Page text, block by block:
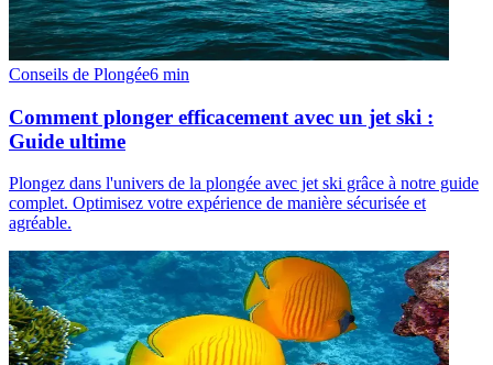
Conseils de Plongée6 min
Comment plonger efficacement avec un jet ski :
Guide ultime
Plongez dans l'univers de la plongée avec jet ski grâce à notre guide
complet. Optimisez votre expérience de manière sécurisée et
agréable.